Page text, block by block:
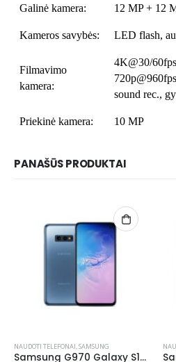
Galinė kamera: 12 MP + 12
Kameros savybės: LED flash,
Filmavimo
kamera:
4K@30/
sound rec.,
Priekinė kamera: 10 MP
PANAŠŪS PRODUKTAI
NAUDOTI TELEFONAI,SAMSUNG
Samsung G970 Galaxy S10e 128 GB (naudotas)